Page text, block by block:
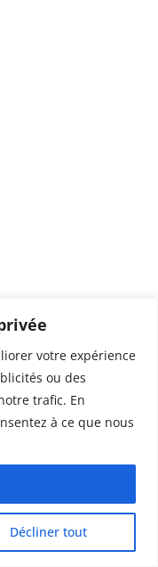
votre expérience
ou des
trafic. En
à ce que nous
Décliner tout